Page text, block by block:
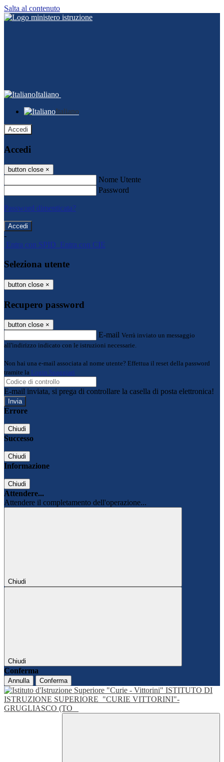
Salta al contenuto
Italiano
Italiano
Accedi
Accedi
button close ×
Nome Utente
Password
Password dimenticata?
-
Entra con SPID Entra con CIE
Seleziona utente
button close ×
Recupero password
button close ×
E-mail Verrà inviato un messaggio
all'indirizzo indicato con le istruzioni necessarie.
Non hai una e-mail associata al nome utente? Effettua il reset della password
tramite la Login Spaggiari
E-mail inviata, si prega di controllare la casella di posta elettronica!
Errore
Chiudi
Successo
Chiudi
Informazione
Chiudi
Attendere...
Attendere il completamento dell'operazione...
Chiudi
Chiudi
Conferma
Annulla Conferma
ISTITUTO DI
ISTRUZIONE SUPERIORE "CURIE VITTORINI"-
GRUGLIASCO (TO